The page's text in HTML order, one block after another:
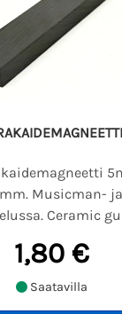
Musicman-
Ceramic
1,80 €
Saatavilla